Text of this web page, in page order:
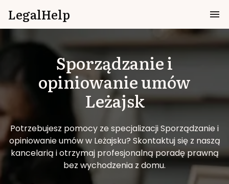
LegalHelp
Sporządzanie i
opiniowanie umów
Leżajsk
Potrzebujesz pomocy ze specjalizacji Sporządzanie i
opiniowanie umów w Leżajsku? Skontaktuj się z naszą
kancelarią i otrzymaj profesjonalną poradę prawną
bez wychodzenia z domu.